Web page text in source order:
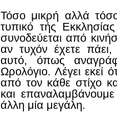
Τόσο μικρή αλλά
τυπικό τής
συνοδεύεται από
αν τυχόν έχετε πάει,
αυτό, όπως
Ωρολόγιο. Λέγει εκεί
από τον κάθε στίχο
και επαναλαμβάνουμε
άλλη μία μεγάλη.